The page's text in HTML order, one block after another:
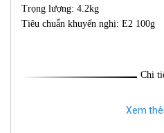
Trọng lượng: 4.2kg
Tiêu chuẩn khuyến nghị: E2 100g
Chi
Xem